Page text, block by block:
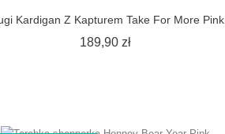
Kardigan Z Kapturem Take For More Pink
189,90 złCena